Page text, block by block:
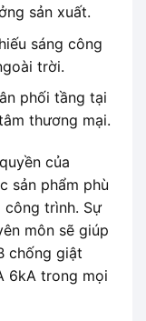
sản xuất.
sáng công
trời.
phối tầng tại
thương mại.
của
sản phẩm phù
trình. Sự
môn sẽ giúp
chống giật
6kA trong mọi